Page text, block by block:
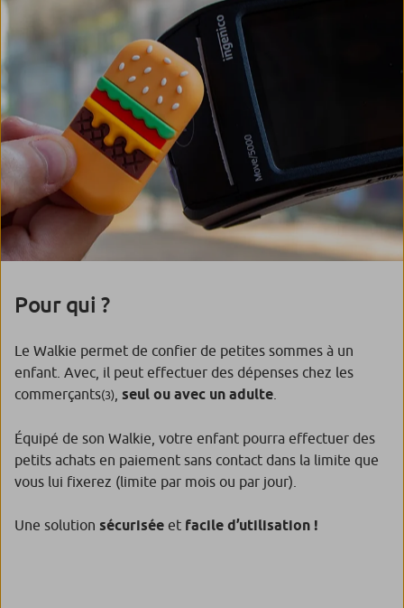
Pour qui ?
Le Walkie permet de confier de petites sommes à un
enfant. Avec, il peut effectuer des dépenses chez les
commerçants(3) seul ou avec un adulte
Équipé de son Walkie, votre enfant pourra effectuer des
petits achats en paiement sans contact dans la limite que
vous lui fixerez (limite par mois ou par jour).
Une solution sécurisée et facile d’utilisation !